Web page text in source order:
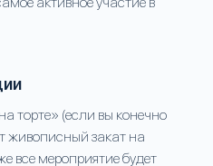
торте» (если вы конечно
живописный закат на
все мероприятие будет